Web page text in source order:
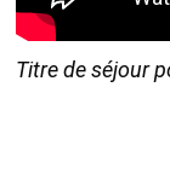
Titre de séjour